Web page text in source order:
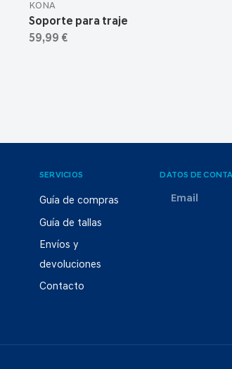
KONA
Soporte para traje
59,99 €
SERVICIOS
Guía de compras
Guía de tallas
Envíos y
devoluciones
Contacto
DATOS DE
Email